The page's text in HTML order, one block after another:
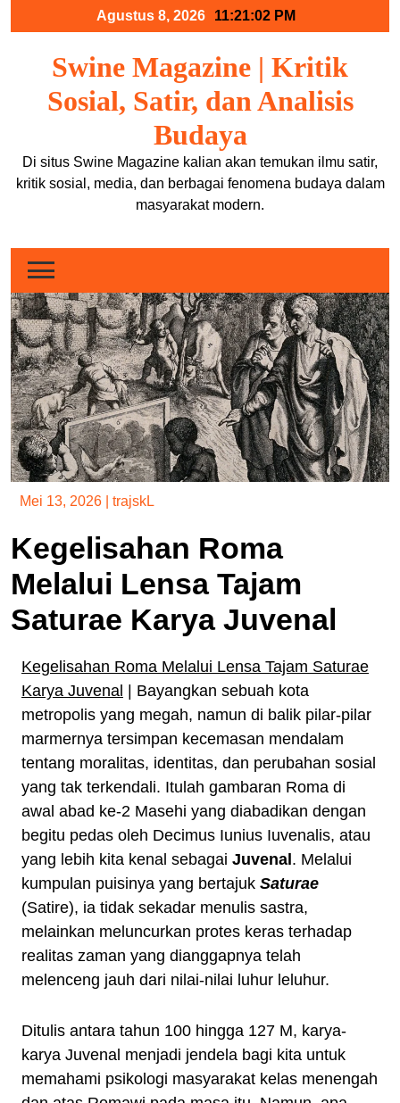
Agustus 8, 2026 11:21:02 PM
Swine Magazine | Kritik
Sosial, Satir, dan Analisis
Budaya
Di situs Swine Magazine kalian akan temukan ilmu satir,
kritik sosial, media, dan berbagai fenomena budaya dalam
masyarakat modern.
Mei 13, 2026 trajskL
Kegelisahan Roma
Melalui Lensa Tajam
Saturae Karya Juvenal
Kegelisahan Roma Melalui Lensa Tajam Saturae
Karya Juvenal
| Bayangkan sebuah kota
metropolis yang megah, namun di balik pilar-pilar
marmernya tersimpan kecemasan mendalam
tentang moralitas, identitas, dan perubahan sosial
yang tak terkendali. Itulah gambaran Roma di
awal abad ke-2 Masehi yang diabadikan dengan
begitu pedas oleh Decimus Iunius Iuvenalis, atau
yang lebih kita kenal sebagai Juvenal . Melalui
kumpulan puisinya yang bertajuk Saturae
(Satire), ia tidak sekadar menulis sastra,
melainkan meluncurkan protes keras terhadap
realitas zaman yang dianggapnya telah
melenceng jauh dari nilai-nilai luhur leluhur.
Ditulis antara tahun 100 hingga 127 M, karya-
karya Juvenal menjadi jendela bagi kita untuk
memahami psikologi masyarakat kelas menengah